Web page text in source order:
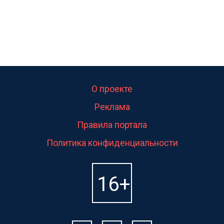
О проекте
Реклама
Правила портала
Политика конфиденциальности